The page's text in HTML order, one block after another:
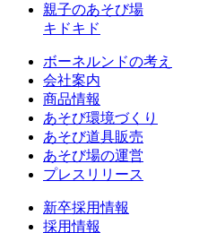
親子のあそび場
キドキド
ボーネルンドの考え
会社案内
商品情報
あそび環境づくり
あそび道具販売
あそび場の運営
プレスリリース
新卒採用情報
採用情報